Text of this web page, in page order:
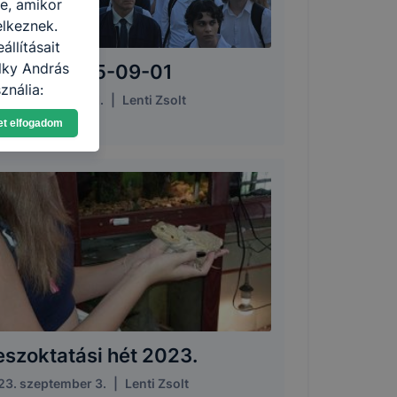
2025-09-01
szeptember 1. Lenti Zsolt
hét 2023.
szeptember 3. Lenti Zsolt
amikor
András
-annak
ha
és hogyan
cookie-k
és
honlap a
elfogadom